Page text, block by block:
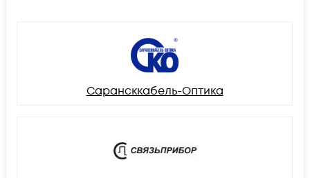
Сарансккабель-Оптика